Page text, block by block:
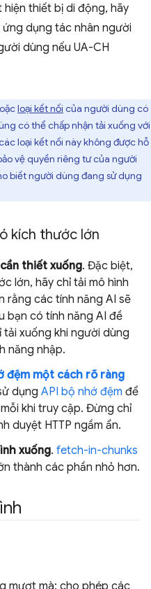
thiết bị di động, hãy
ứng dụng tác nhân người
dùng nếu UA-CH
loại kết nối của người dùng có
có thể chấp nhận tải xuống với
loại kết nối này không được hỗ
vệ quyền riêng tư của người
biết người dùng đang sử dụng
kích thước lớn
thiết xuống. Đặc biệt,
lớn, hãy chỉ tải mô hình
rằng các tính năng AI sẽ
bạn có tính năng AI đề
xuống khi người dùng
năng nhập.
đệm một cách rõ ràng
dụng API bộ nhớ đệm để
khi truy cập. Đừng chỉ
duyệt HTTP ngầm ẩn.
xuống. fetch-in-chunks
thành các phần nhỏ hơn.
mượt mà: cho phép các